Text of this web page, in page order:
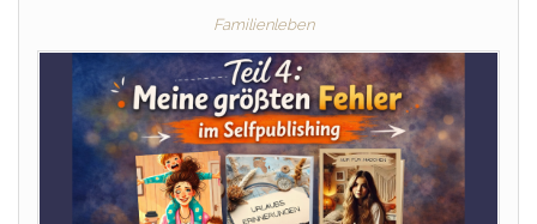
Familienleben